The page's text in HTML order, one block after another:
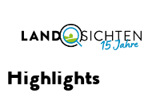
Highlights